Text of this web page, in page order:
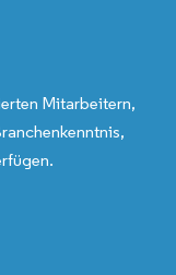
Mitarbeitern,